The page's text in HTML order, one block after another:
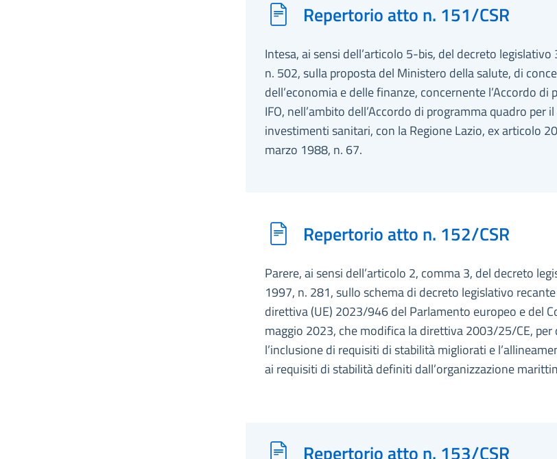
Repertorio atto n. 151/CSR
Intesa, ai sensi dell’articolo 5-bis, del decreto
n. 502, sulla proposta del Ministero della salute, di
dell’economia e delle finanze, concernente l’Accordo di
IFO, nell’ambito dell’Accordo di programma quadro per
investimenti sanitari, con la Regione Lazio, ex articolo
marzo 1988, n. 67.
Repertorio atto n. 152/CSR
Parere, ai sensi dell’articolo 2, comma 3, del decreto
1997, n. 281, sullo schema di decreto legislativo
direttiva (UE) 2023/946 del Parlamento europeo e del
maggio 2023, che modifica la direttiva 2003/25/CE,
l’inclusione di requisiti di stabilità migliorati e
ai requisiti di stabilità definiti dall’organizzazione
Repertorio atto n. 153/CSR